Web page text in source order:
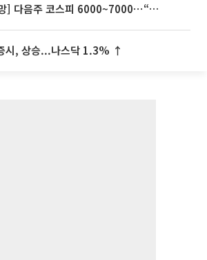
[주간증시전망] 다음주 코스피 6000~7000⋯“外人 수급은 정책이 변수”
시, 상승...나스닥 1.3% ↑